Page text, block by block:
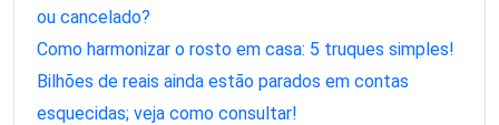
ou cancelado?
Como harmonizar o rosto em casa: 5 truques simples!
Bilhões de reais ainda estão parados em contas
esquecidas; veja como consultar!